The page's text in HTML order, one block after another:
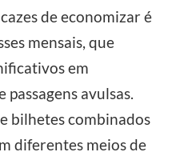
de economizar é
mensais, que
em
avulsas.
bilhetes combinados
diferentes meios de